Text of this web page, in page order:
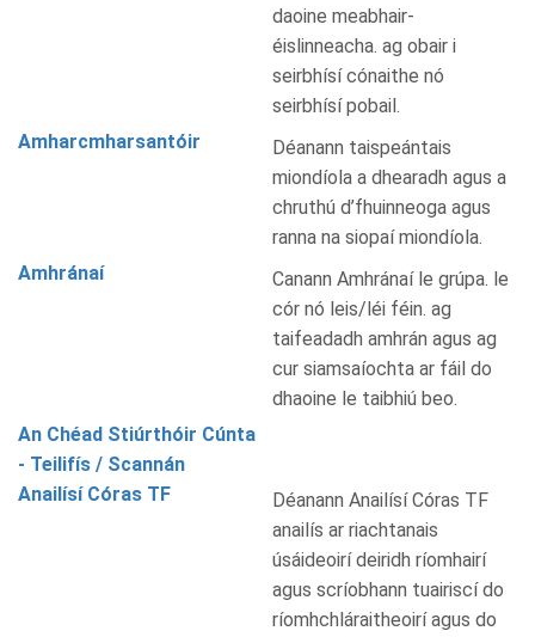
daoine meabhair-
éislinneacha. ag obair i
seirbhísí cónaithe nó
seirbhísí pobail.
Amharcmharsantóir
Déanann taispeántais
miondíola a dhearadh agus a
chruthú d’fhuinneoga agus
ranna na siopaí miondíola.
Amhránaí
Canann Amhránaí le grúpa. le
cór nó leis/léi féin. ag
taifeadadh amhrán agus ag
cur siamsaíochta ar fáil do
dhaoine le taibhiú beo.
An Chéad Stiúrthóir Cúnta
- Teilifís / Scannán
Anailísí Córas TF
Déanann Anailísí Córas TF
anailís ar riachtanais
úsáideoirí deiridh ríomhairí
agus scríobhann tuairiscí do
ríomhchláraitheoirí agus do